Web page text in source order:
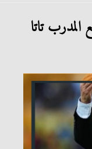
المدرب تاتا